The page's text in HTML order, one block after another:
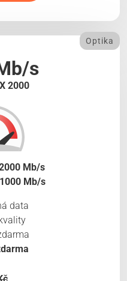
s
2000
Optika
Mb/s
Mb/s
data